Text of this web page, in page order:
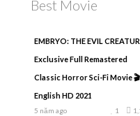
Best Movie
EMBRYO: THE EVIL
Exclusive Full Remastered
Classic Horror Sci-Fi Movie 🎬
English HD 2021
5 năm ago 1